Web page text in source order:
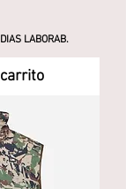
LABORAB.